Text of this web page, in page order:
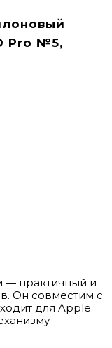
Pro №5,
— практичный и
Он совместим с
для Apple